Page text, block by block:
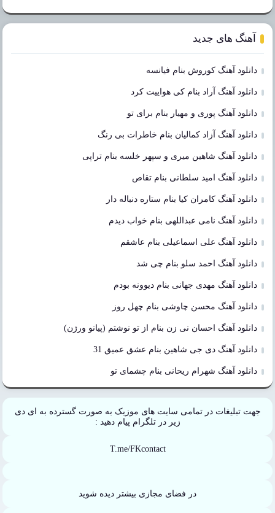
آهنگ های جدید
دانلود آهنگ کوروش بنام فیانسه
دانلود آهنگ آراد بنام کی هواییت کرد
دانلود آهنگ پوری و مهیار بنام برای تو
دانلود آهنگ آزاد کمالیان بنام خاطرات بی رنگ
دانلود آهنگ شاهین میری و سپهر خلسه بنام تراپی
دانلود آهنگ امید سلطانی بنام تقاص
دانلود آهنگ کامران کیا بنام ستاره دنباله دار
دانلود آهنگ نامی عبداللهی بنام خواب دیدم
دانلود آهنگ علی اسماعیلی بنام عاشقم
دانلود آهنگ احمد سلو بنام چی شد
دانلود آهنگ مهدی جهانی بنام دیوونه بودم
دانلود آهنگ محسن چاوشی بنام چهل روز
دانلود آهنگ احسان نی زن بنام از تو نوشتم (پیانو ورژن)
دانلود آهنگ دی جی شاهین بنام عشق عمیق 31
دانلود آهنگ شهرام ریحانی بنام چشمای تو
جهت تبلیغات در تمامی سایت های موزیک به صورت گسترده به ای دی
زیر در تلگرام پیام دهید :
T.me/FKcontact
در فضای مجازی بیشتر دیده شوید